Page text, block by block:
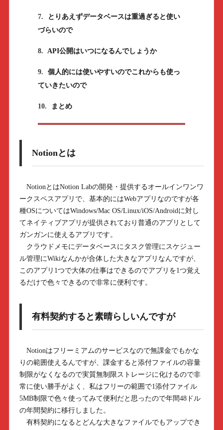
7.
とりあえずデータベースは重過ぎると使い
づらいので
8. API公開はいつになるんでしょうか
9.
個人的には使いやすいのでこれからも使っ
ていきたいので
10. まとめ
Notionとは
NotionとはNotion Labの開発・提供するオールインワンワ
ークスペスアプリで、基本的にはWebアプリなのですが各
種OSについてはWindows/Mac OS/Linux/iOS/Androidに対し
てネイティブアプリが提供されており普通のアプリとして
ガンガンに使えるアプリです。
クラウドメモにデータベースにタスク管理にスケジュー
ル管理にWikiなんかが合体した大きなアプリなんですが、
このアプリ1つで大体の仕事はできるのでアプリを1つ覚え
るだけで色々できるので非常に便利です。
有料契約すると素晴らしいんですが
Notionはフリーミアムのサービスなので無課金でもかな
りの範囲使えるんですが、課金すると添付ファイルの容量
制限がなくなるので実質無制限ストレージに化けるので非
常に使い勝手がよく、私はフリーの範囲で1添付ファイル
5MB制限で色々使ってみて便利だと思ったので年間48ドル
の年間契約に移行しました。
有料契約になるとどんな大きなファイルでもアップでき